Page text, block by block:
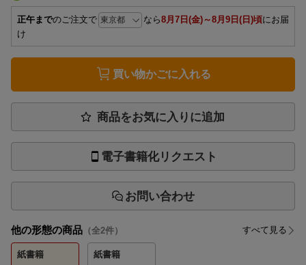
正午までのご注文で なら8月7日(金)～8月9日(日)頃にお届
け
買い物かごに入れる
商品をお気に入りに追加
電子書籍化リクエスト
お問い合わせ
他の形態の商品 （全2件） すべて見る
紙書籍
紙書籍